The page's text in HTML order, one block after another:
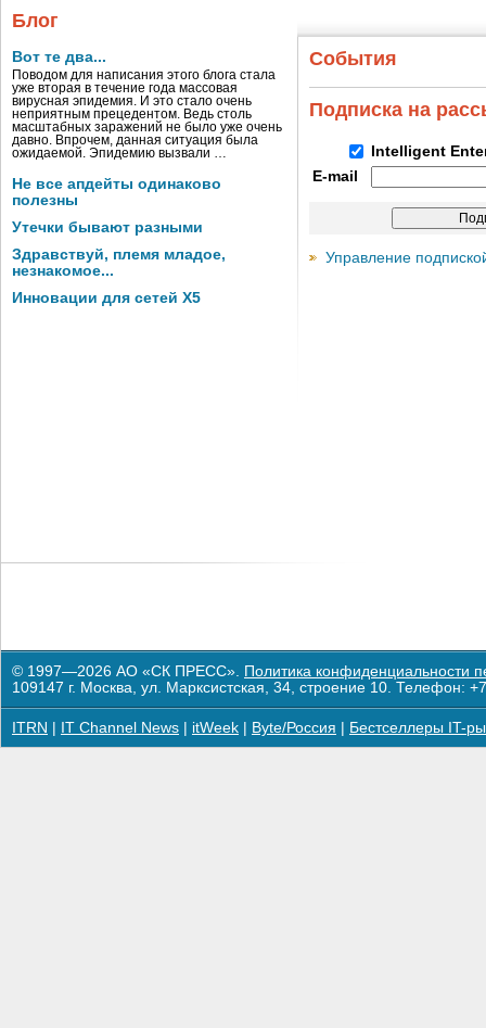
Блог
Вот те два...
Поводом для написания этого блога стала
уже вторая в течение года массовая
вирусная эпидемия. И это стало очень
неприятным прецедентом. Ведь столь
масштабных заражений не было уже очень
давно. Впрочем, данная ситуация была
ожидаемой. Эпидемию вызвали …
Не все апдейты одинаково
полезны
Утечки бывают разными
Здравствуй, племя младое,
незнакомое...
Инновации для сетей X5
События
Подписка на
Intelligent
E-mail
Управление
© 1997—2026 АО «СК ПРЕСС». Политика конфиденциальности
109147 г. Москва, ул. Марксистская, 34, строение 10. Телефон:
ITRN IT Channel News itWeek Byte/Россия Бестселлеры IT-